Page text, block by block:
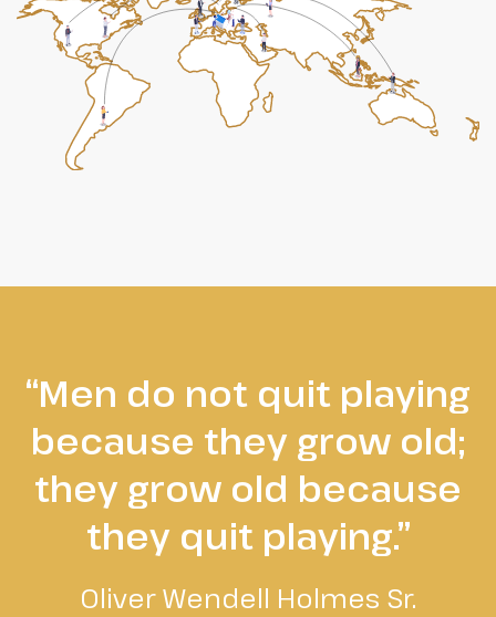
“Men do not quit playing
because they grow old;
they grow old because
they quit playing.”
Oliver Wendell Holmes Sr.